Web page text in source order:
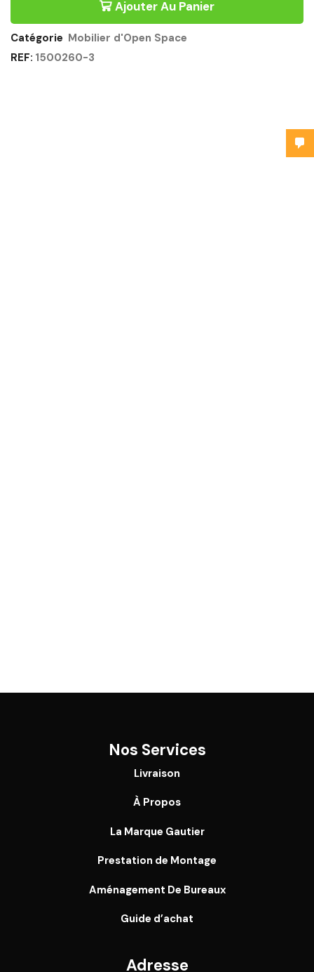
Ajouter Au Panier
Catégorie Mobilier d'Open Space
REF: 1500260-3
Nos Services
Livraison
À Propos
La Marque Gautier
Prestation de Montage
Aménagement De Bureaux
Guide d’achat
Adresse